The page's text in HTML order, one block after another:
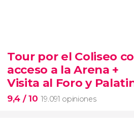
Tour por el Coliseo
acceso a la Arena +
Visita al Foro y
9,4 / 10 19.091 opiniones